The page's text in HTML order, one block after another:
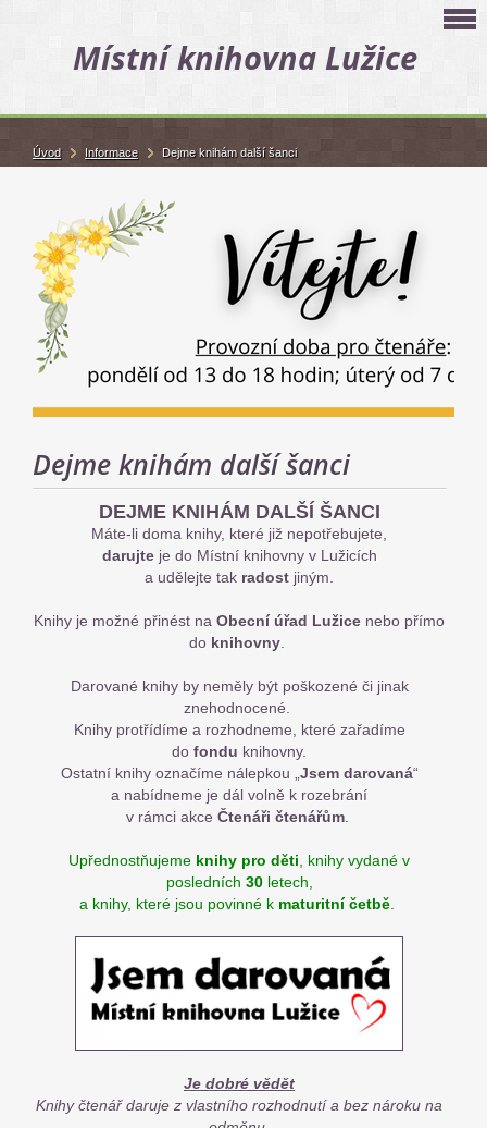
Místní knihovna Lužice
Dejme knihám další šanci
DEJME KNIHÁM DALŠÍ ŠANCI
Máte-li doma knihy, které již nepotřebujete,
darujte je do Místní knihovny v Lužicích
a udělejte tak radost jiným.
Knihy je možné přinést na Obecní úřad Lužice nebo přímo
do knihovny
Darované knihy by neměly být poškozené či jinak
znehodnocené.
Knihy protřídíme a rozhodneme, které zařadíme
do fondu knihovny.
Ostatní knihy označíme nálepkou „ Jsem darovaná“
a nabídneme je dál volně k rozebrání
v rámci akce Čtenáři čtenářům.
Upřednostňujeme knihy pro děti , knihy vydané v
posledních 30letech,
a knihy, které jsou povinné k maturitní četbě
Je dobré vědět
Knihy čtenář daruje z vlastního rozhodnutí a bez nároku na
Úvod Informace Dejme knihám další šanci